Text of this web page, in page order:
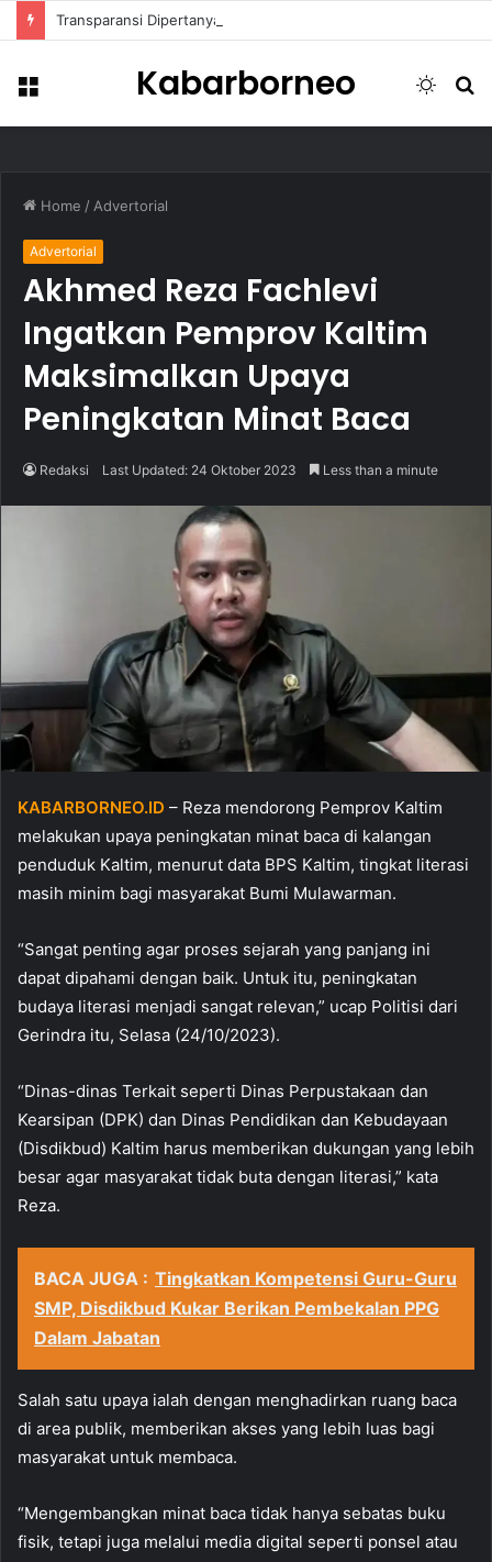
Menu Kabarborneo
Switch
Home / Advertorial
Advertorial
Akhmed Reza Fachlevi
Ingatkan Pemprov Kaltim
Maksimalkan Upaya
Peningkatan Minat Baca
Redaksi Last Updated: 24 Oktober 2023 Less than a minute
KABARBORNEO.ID – Reza mendorong Pemprov Kaltim
melakukan upaya peningkatan minat baca di kalangan
penduduk Kaltim, menurut data BPS Kaltim, tingkat literasi
masih minim bagi masyarakat Bumi Mulawarman.
“Sangat penting agar proses sejarah yang panjang ini
dapat dipahami dengan baik. Untuk itu, peningkatan
budaya literasi menjadi sangat relevan,” ucap Politisi dari
Gerindra itu, Selasa (24/10/2023).
“Dinas-dinas Terkait seperti Dinas Perpustakaan dan
Kearsipan (DPK) dan Dinas Pendidikan dan Kebudayaan
(Disdikbud) Kaltim harus memberikan dukungan yang lebih
besar agar masyarakat tidak buta dengan literasi,” kata
Reza.
BACA JUGA : Tingkatkan Kompetensi Guru-Guru
SMP, Disdikbud Kukar Berikan Pembekalan PPG
Dalam Jabatan
Salah satu upaya ialah dengan menghadirkan ruang baca
di area publik, memberikan akses yang lebih luas bagi
masyarakat untuk membaca.
“Mengembangkan minat baca tidak hanya sebatas buku
fisik, tetapi juga melalui media digital seperti ponsel atau